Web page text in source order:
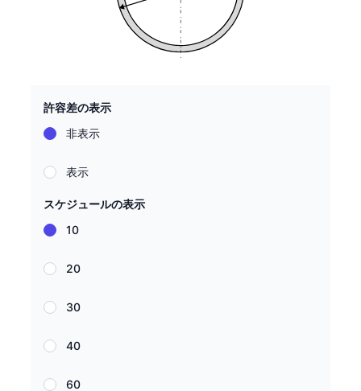
許容差の表示
非表示
表示
スケジュールの表示
10
20
30
40
60